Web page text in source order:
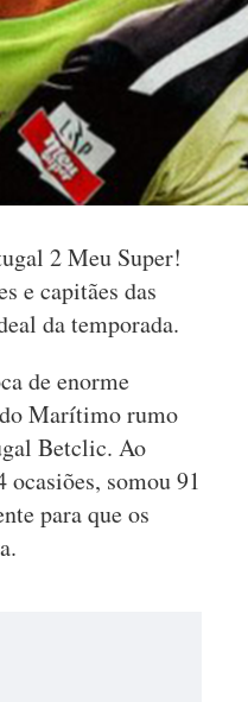
2 Meu Super!
e capitães das
da temporada.
de enorme
Marítimo rumo
Betclic. Ao
somou 91
para que os